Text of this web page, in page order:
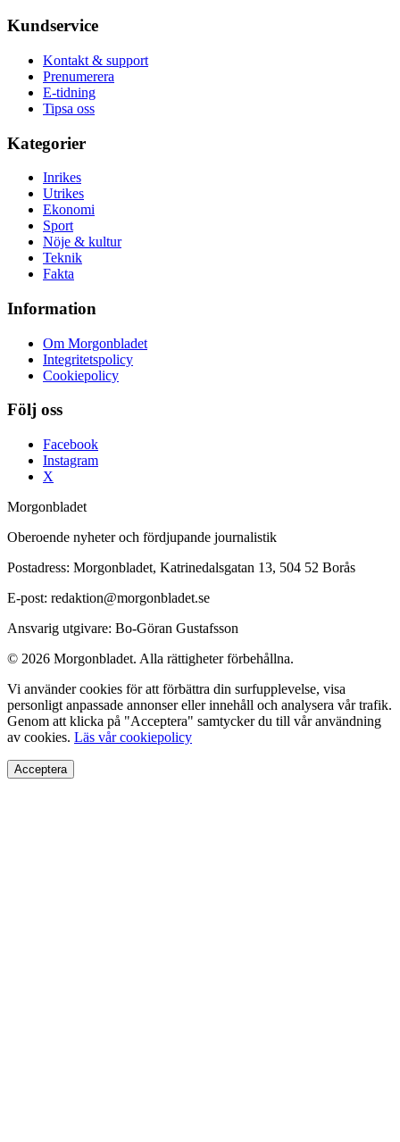
Kundservice
Kontakt & support
Prenumerera
E-tidning
Tipsa oss
Kategorier
Inrikes
Utrikes
Ekonomi
Sport
Nöje & kultur
Teknik
Fakta
Information
Om Morgonbladet
Integritetspolicy
Cookiepolicy
Följ oss
Facebook
Instagram
X
Morgonbladet
Oberoende nyheter och fördjupande journalistik
Postadress: Morgonbladet, Katrinedalsgatan 13, 504 52 Borås
E-post: redaktion@morgonbladet.se
Ansvarig utgivare: Bo-Göran Gustafsson
© 2026 Morgonbladet. Alla rättigheter förbehållna.
Vi använder cookies för att förbättra din surfupplevelse, visa
personligt anpassade annonser eller innehåll och analysera vår trafik.
Genom att klicka på "Acceptera" samtycker du till vår användning
av cookies. Läs vår cookiepolicy
Acceptera